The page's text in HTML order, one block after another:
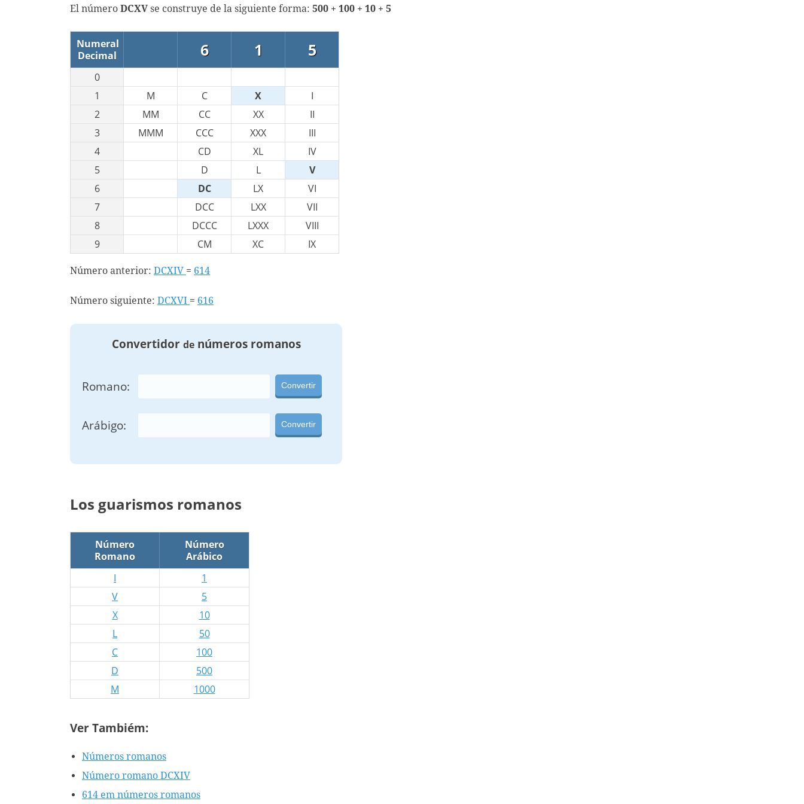
El número DCXVse construye de la siguiente forma: 500 + 100 + 10 + 5
Numeral
Decimal
6 1 5
0
1
M C X
I
2
MM CC XX
II
3
MMM CCC XXX
III
4
CD XL
IV
5
D L
V
6
DC LX
VI
7
DCC LXX
VII
8
DCCC LXXX
VIII
9
CM XC IX
Número anterior: DCXIV = 614
Número siguiente: DCXVI = 616
Convertidor denúmeros romanos
Romano: Convertir
Arábigo: Convertir
Los guarismos romanos
Número
Romano
Número
Arábico
I
1
V
5
X
10
L
50
C
100
D
500
M
1000
Ver Tambiém:
Números romanos
Número romano DCXIV
614 em números romanos